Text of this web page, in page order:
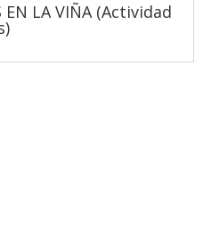
EN LA VIÑA (Actividad